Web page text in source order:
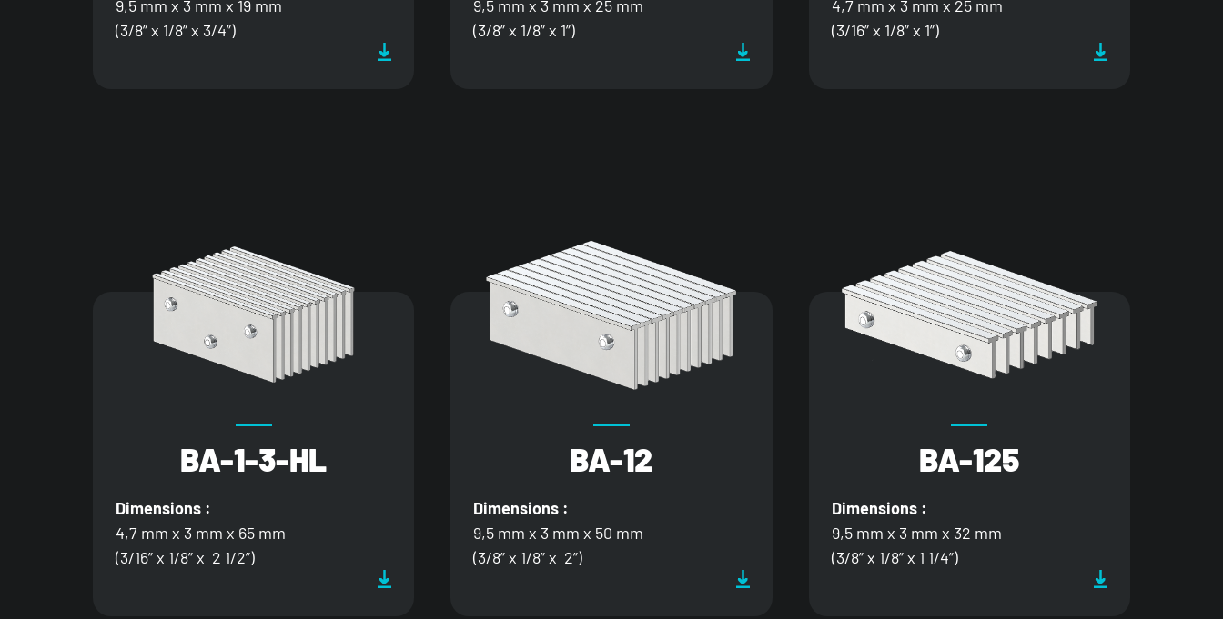
9,5 mm x 3 mm x 19 mm
(3/8” x 1/8” x 3/4”)
9,5 mm x 3 mm x 25 mm
(3/8” x 1/8” x 1”)
4,7 mm x 3 mm x 25 mm
(3/16” x 1/8” x 1”)
BA-1-3-HL
Dimensions :
4,7 mm x 3 mm x 65 mm
(3/16” x 1/8” x 2 1/2”)
BA-12
Dimensions :
9,5 mm x 3 mm x 50 mm
(3/8” x 1/8” x 2”)
BA-125
Dimensions :
9,5 mm x 3 mm x 32 mm
(3/8” x 1/8” x 1 1/4”)